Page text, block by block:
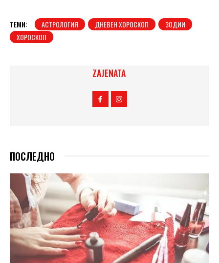
ТЕМИ: АСТРОЛОГИЯ ДНЕВЕН ХОРОСКОП
ЗОДИИ
ХОРОСКОП
ZAJENATA
ПОСЛЕДНО